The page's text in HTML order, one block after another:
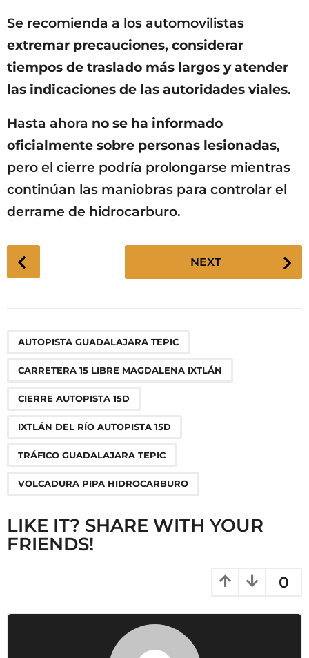
Se recomienda a los automovilistas
extremar precauciones, considerar
tiempos de traslado más largos y atender
las indicaciones de las autoridades viales.
Hasta ahora no se ha informado
oficialmente sobre personas lesionadas,
pero el cierre podría prolongarse mientras
continúan las maniobras para controlar el
derrame de hidrocarburo.
P
o
g
n
NEXT
AUTOPISTA GUADALAJARA TEPIC
CARRETERA 15 LIBRE MAGDALENA IXTLÁN
CIERRE AUTOPISTA 15D
IXTLÁN DEL RÍO AUTOPISTA 15D
TRÁFICO GUADALAJARA TEPIC
VOLCADURA PIPA HIDROCARBURO
LIKE IT? SHARE WITH YOUR
FRIENDS!
0